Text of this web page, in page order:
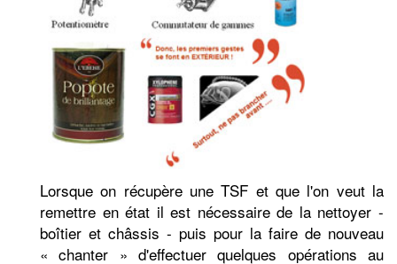
Lorsque on récupère une TSF et que l'on veut la
remettre en état il est nécessaire de la nettoyer -
boîtier et châssis - puis pour la faire de nouveau
« chanter » d'effectuer quelques opérations au